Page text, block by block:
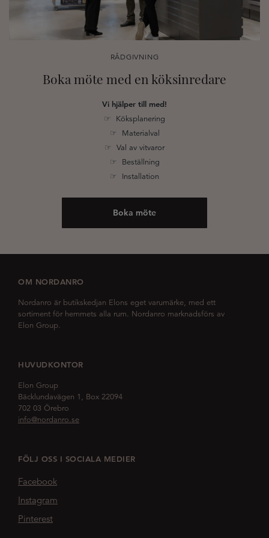
RÅDGIVNING
Boka möte med en köksinredare
Vi hjälper till med!
☞ Köksplanering
☞ Materialval
☞ Val av vitvaror
☞ Beställning
☞ Installation
Boka möte
OM NORDANRO
Nordanro är butikskedjan Elons eget varumärke, med ett
sortiment för hemmets alla rum. Nordanro marknadsförs av
Elon Group.
HUVUDKONTOR
Elon Group
Bäcklundavägen 1, Box 22094
702 03 Örebro
info@nordanro.se
FÖLJ OSS I SOCIALA MEDIER
Facebook
Instagram
Pinterest